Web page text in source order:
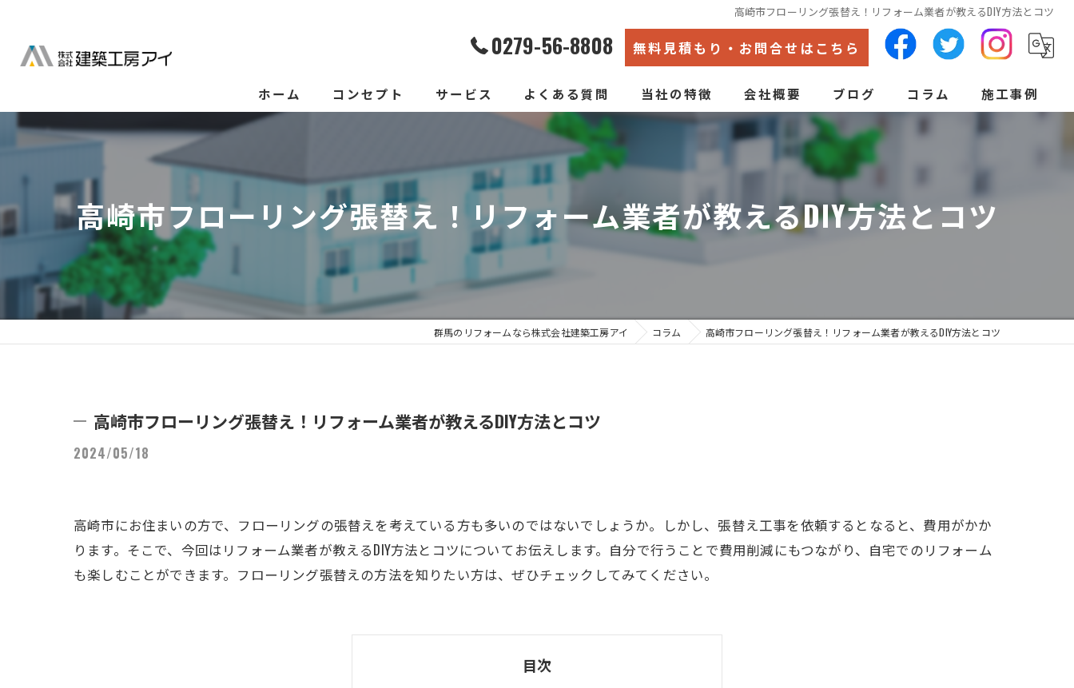
高崎市フローリング張替え！リフォーム業者が教えるDIY方法とコツ
0279-56-8808 無料見積もり・お問合せはこちら
ホーム コンセプト サービス
新築そっくりリフォーム
よくある質問 当社の特徴
水回り
断熱
会社概要
代表あいさつ
ブログ コラム 施工事例
高崎市フローリング張替え！リフォーム業者が教えるDIY方法とコツ
群馬のリフォームなら株式会社建築工房アイ コラム 高崎市フローリング張替え！リフォーム業者が教えるDIY方法とコツ
高崎市フローリング張替え！リフォーム業者が教えるDIY方法とコツ
2024/05/18
高崎市にお住まいの方で、フローリングの張替えを考えている方も多いのではないでしょうか。しかし、張替え工事を依頼するとなると、費用がかか
ります。そこで、今回はリフォーム業者が教えるDIY方法とコツについてお伝えします。自分で行うことで費用削減にもつながり、自宅でのリフォーム
も楽しむことができます。フローリング張替えの方法を知りたい方は、ぜひチェックしてみてください。
目次